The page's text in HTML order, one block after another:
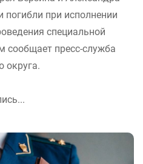
при исполнении
специальной
сообщает пресс-служба
округа.